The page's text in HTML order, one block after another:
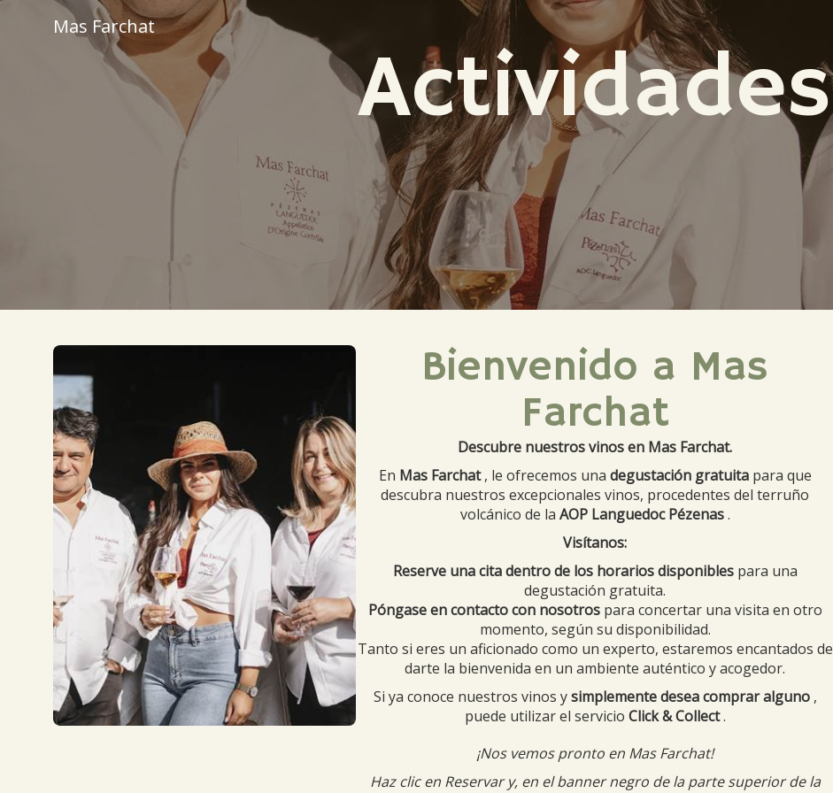
Mas Farchat
Actividades
Bienvenido a Mas
Farchat
Descubre nuestros vinos en Mas Farchat.
En Mas Farchat, le ofrecemos una degustación gratuitapara que
descubra nuestros excepcionales vinos, procedentes del terruño
volcánico de la AOP Languedoc Pézenas.
Visítanos:
Reserve una cita dentro de los horarios disponiblespara una
degustación gratuita.
Póngase en contacto con nosotrospara concertar una visita en otro
momento, según su disponibilidad.
Tanto si eres un aficionado como un experto, estaremos encantados de
darte la bienvenida en un ambiente auténtico y acogedor.
Si ya conoce nuestros vinos ysimplemente desea comprar alguno,
puede utilizar el servicio Click & Collect.
¡Nos vemos pronto en Mas Farchat!
Haz clic en Reservar y, en el banner negro de la parte superior de la
taille compressée pour web